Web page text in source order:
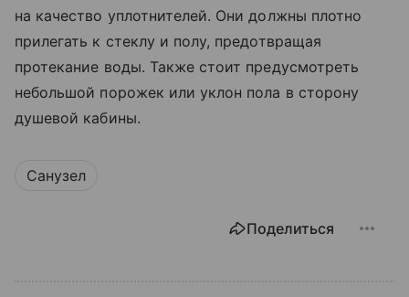
на качество уплотнителей. Они должны плотно
прилегать к стеклу и полу, предотвращая
протекание воды. Также стоит предусмотреть
небольшой порожек или уклон пола в сторону
душевой кабины.
Санузел
Поделиться